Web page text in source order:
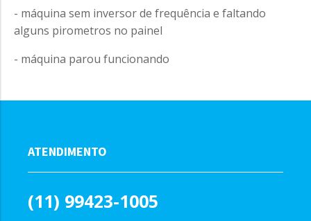
- máquina sem inversor de frequência e faltando
alguns pirometros no painel
- máquina parou funcionando
ATENDIMENTO
(11) 99423-1005